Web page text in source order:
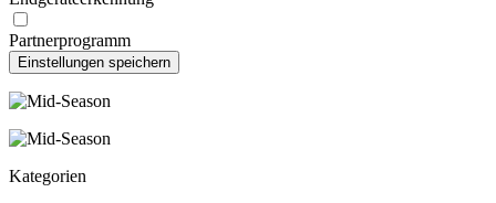
Partnerprogramm
Kategorien